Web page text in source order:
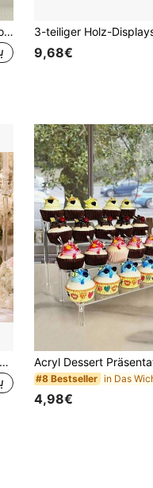
3/4/5 Stücke Acryl Präsentationsständer Set, transparenter Aufbewahrungsständer geeignet für Sammlerstücke, Desserts, kleine Figuren, Cupcakes und Süßigkeiten, rechteckiger mehrstufiger Tischorganizer, einsetzbar für Zuhause, Küche, Büro, Wohnheim Dekoration und Aufbewahrung
9,68€
2-stöckiger/3-stöckiger/4-stöckiger transparenter Acryl-Eiswaffelhalter, Eiswaffel-Ausstellungsständer, geeignet für Popcorn, Eis-Ausstellung, Geburtstag, Hochzeit und Party Mehrzweck-Dekoration, tragbar und abnehmbar
#8 Bestseller
4,98€